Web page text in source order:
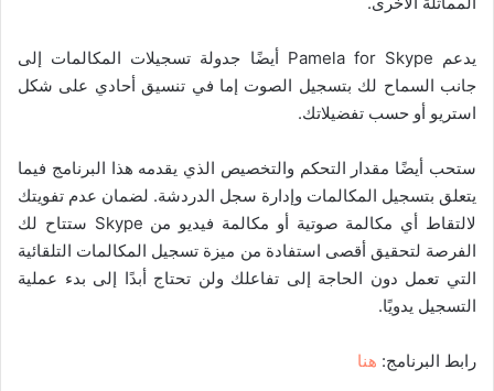
يدعم Pamela for Skype أيضًا جدولة تسجيلات المكالمات إلى
جانب السماح لك بتسجيل الصوت إما في تنسيق أحادي على شكل
استريو أو حسب تفضيلاتك.
ستحب أيضًا مقدار التحكم والتخصيص الذي يقدمه هذا البرنامج فيما
يتعلق بتسجيل المكالمات وإدارة سجل الدردشة. لضمان عدم تفويتك
لالتقاط أي مكالمة صوتية أو مكالمة فيديو من Skype ستتاح لك
الفرصة لتحقيق أقصى استفادة من ميزة تسجيل المكالمات التلقائية
التي تعمل دون الحاجة إلى تفاعلك ولن تحتاج أبدًا إلى بدء عملية
التسجيل يدويًا.
رابط البرنامج: هنا